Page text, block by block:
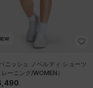
ニッシュ ノベルティ ショーツ
レーニング/WOMEN）